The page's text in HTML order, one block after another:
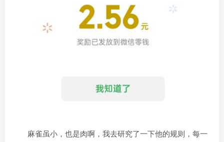
麻雀虽小，也是肉啊，我去研究了一下他的规则，每一